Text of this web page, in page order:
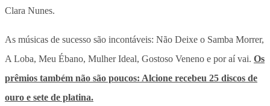
Clara Nunes.
As músicas de sucesso são incontáveis: Não Deixe o Samba Morrer,
A Loba, Meu Ébano, Mulher Ideal, Gostoso Veneno e por aí vai. Os
prêmios também não são poucos: Alcione recebeu 25 discos de
ouro e sete de platina.